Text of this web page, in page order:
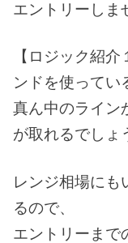
エントリーしま
【ロジック紹
ンドを使ってい
真ん中のライン
が取れるでしょ
レンジ相場にも
るので、
エントリーまで